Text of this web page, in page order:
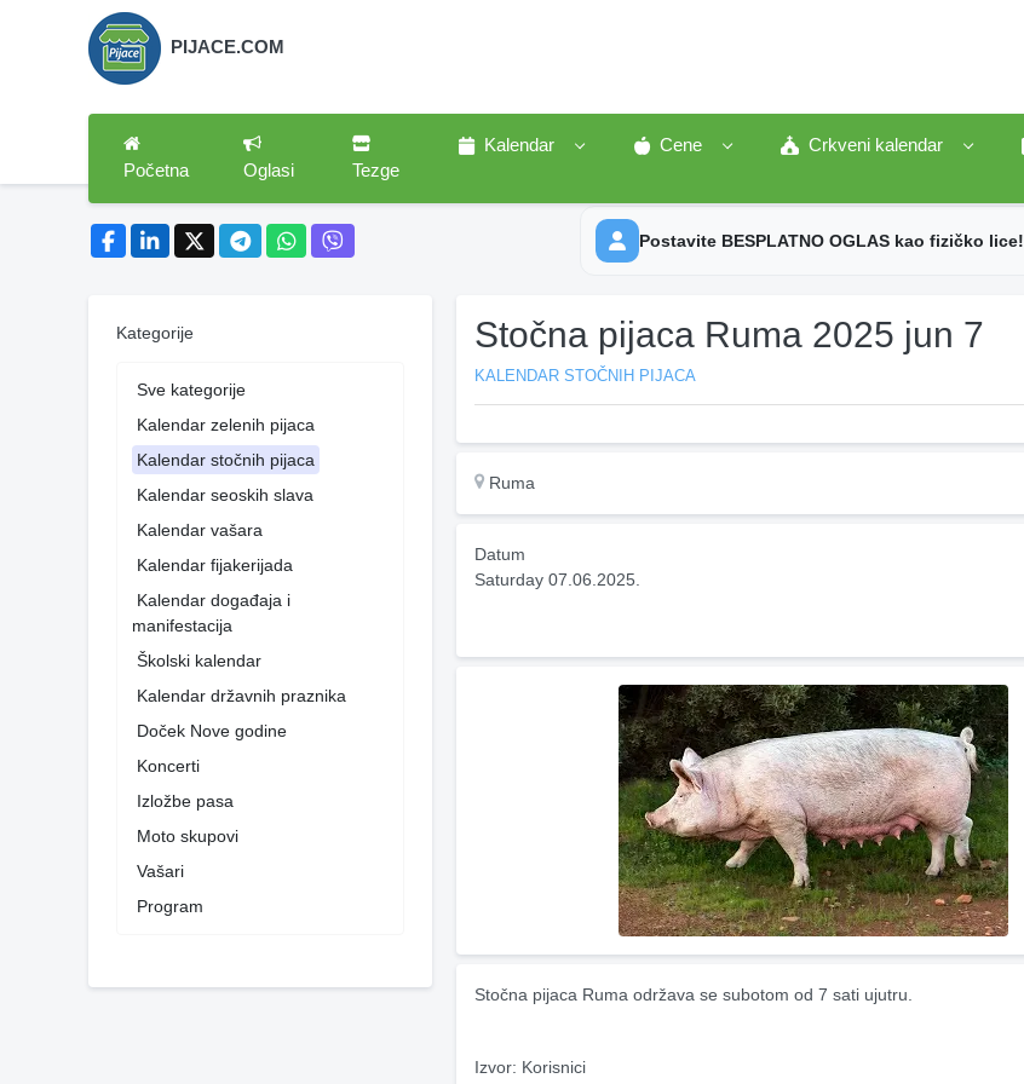
PIJACE.COM
Početna Oglasi Tezge
Kalendar Cene Crkveni kalendar
Postavite BESPLATNO OGLAS kao fizičko lice!
Kategorije
Sve kategorije
Kalendar zelenih pijaca
Kalendar stočnih pijaca
Kalendar seoskih slava
Kalendar vašara
Kalendar fijakerijada
Kalendar događaja i
manifestacija
Školski kalendar
Kalendar državnih praznika
Doček Nove godine
Koncerti
Izložbe pasa
Moto skupovi
Vašari
Program
Stočna pijaca Ruma 2025 jun 7
KALENDAR STOČNIH PIJACA
Ruma
Datum
Saturday 07.06.2025.
Stočna pijaca Ruma održava se subotom od 7 sati ujutru.
Izvor: Korisnici